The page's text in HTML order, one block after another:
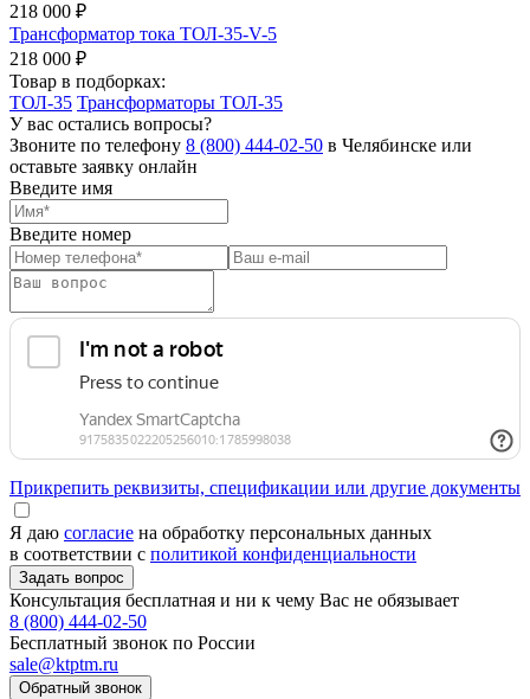
218 000 ₽
Трансформатор тока ТОЛ-35-V-5
218 000 ₽
Товар в подборках:
ТОЛ-35 Трансформаторы ТОЛ-35
У вас остались вопросы?
Звоните по телефону 8 (800) 444-02-50 в Челябинске или
оставьте заявку онлайн
Введите имя
Введите номер
Прикрепить реквизиты, спецификации или другие документы
Я даю согласие на обработку персональных данных
в соответствии с политикой конфиденциальности
Консультация бесплатная и ни к чему Вас не обязывает
8 (800) 444-02-50
Бесплатный звонок по России
sale@ktptm.ru